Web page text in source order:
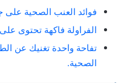
فوائد العنب الصحية على
الفراولة فاكهة تحتوى
تفاحة واحدة تغنيك عن
الصحية.